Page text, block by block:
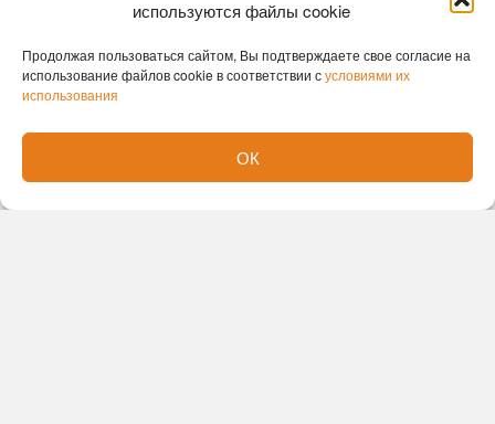
используются файлы cookie
Продолжая пользоваться сайтом, Вы подтверждаете свое согласие на
использование файлов cookie в соответствии сусловиями их
использования
ОК